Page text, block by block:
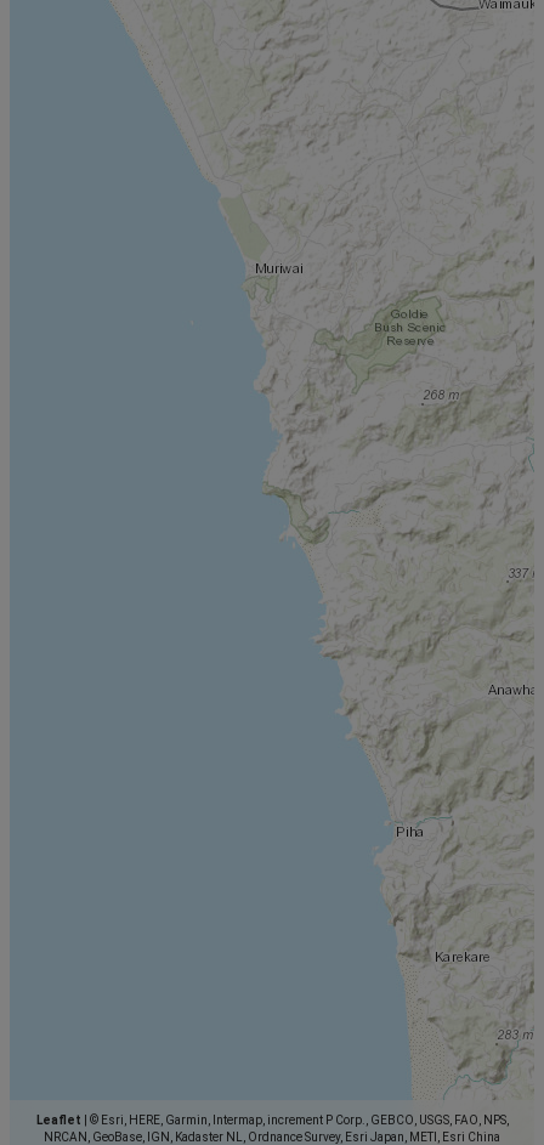
Leaflet
© Esri, HERE, Garmin, Intermap, increment P Corp., GEBCO, USGS, FAO, NPS,
NRCAN, GeoBase, IGN, Kadaster NL, Ordnance Survey, Esri Japan, METI, Esri China